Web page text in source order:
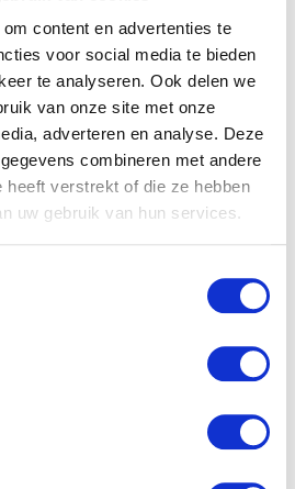
content en advertenties te
voor social media te bieden
te analyseren. Ook delen we
van onze site met onze
adverteren en analyse. Deze
combineren met andere
heeft verstrekt of die ze hebben
uw gebruik van hun services.
is
de
zich niet
en
zal uitkeren.